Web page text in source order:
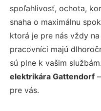
spoľahlivosť, ochota,
snaha o maximálnu
ktorá je pre nás vždy
pracovníci majú
sú plne k vašim službám.
elektrikára Gattendorf
pre vás.